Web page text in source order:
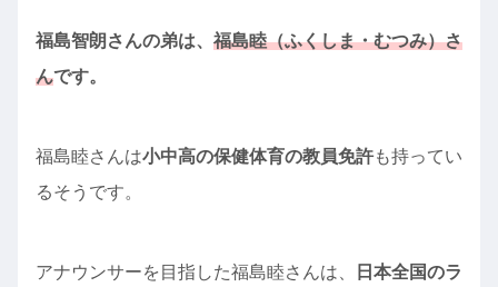
福島智朗さんの弟は、 福島睦（ふくしま・むつみ）さ
んです。
福島睦さんは小中高の保健体育の教員免許も持ってい
るそうです。
アナウンサーを目指した福島睦さんは、
日本全国のラ